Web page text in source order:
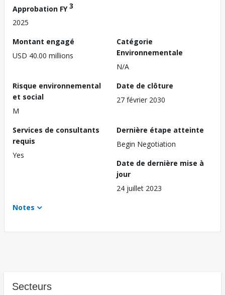
Approbation FY3
2025
Montant engagé
USD 40.00 millions
Catégorie
Environnementale
N/A
Risque environnemental
et social
M
Date de clôture
27 février 2030
Services de consultants
requis
Yes
Dernière étape atteinte
Begin Negotiation
Date de dernière mise à
jour
24 juillet 2023
Notes
Secteurs